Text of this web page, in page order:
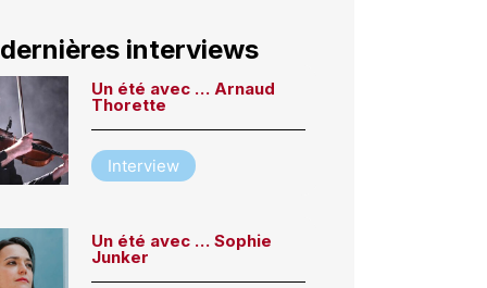
interviews
Un été avec … Arnaud
Thorette
Interview
Un été avec … Sophie
Junker